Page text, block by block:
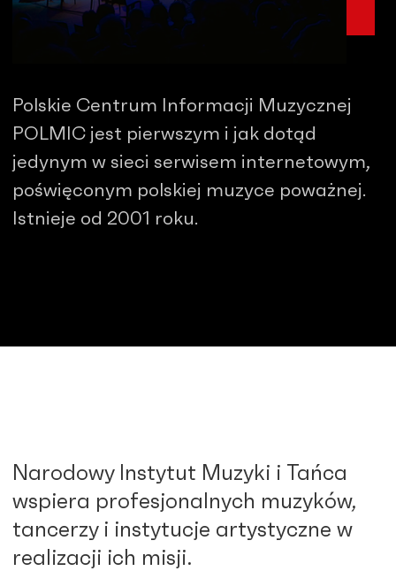
Polskie Centrum Informacji Muzycznej
POLMIC jest pierwszym i jak dotąd
jedynym w sieci serwisem internetowym,
poświęconym polskiej muzyce poważnej.
Istnieje od 2001 roku.
Narodowy Instytut Muzyki i Tańca
wspiera profesjonalnych muzyków,
tancerzy i instytucje artystyczne w
realizacji ich misji.